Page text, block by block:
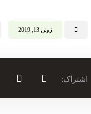
ژوئن 13, 2019